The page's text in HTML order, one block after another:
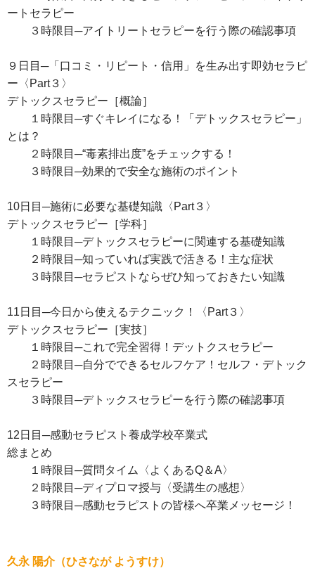
ートセラピー
３時限目─アイトリートセラピーを行う際の確認事項
９日目─「口コミ・リピート・信用」を生み出す即効セラピ
ー〈Part３〉
デトックスセラピー［概論］
１時限目─すぐキレイになる！「デトックスセラピー」
とは？
２時限目─“毒素排出度”をチェックする！
３時限目─効果的で安全な施術のポイント
10日目─施術に必要な基礎知識〈Part３〉
デトックスセラピー［学科］
１時限目─デトックスセラピーに関連する基礎知識
２時限目─知っていれば実践で活きる！主な症状
３時限目─セラピストならぜひ知っておきたい知識
11日目─今日から使えるテクニック！〈Part３〉
デトックスセラピー［実技］
１時限目─これで完全習得！デットクスセラピー
２時限目─自分でできるセルフケア！セルフ・デトック
スセラピー
３時限目─デトックスセラピーを行う際の確認事項
12日目─感動セラピスト養成学校卒業式
総まとめ
１時限目─質問タイム〈よくあるQ＆A〉
２時限目─ディプロマ授与〈受講生の感想〉
３時限目─感動セラピストの皆様へ卒業メッセージ！
久永 陽介（ひさなが ようすけ）